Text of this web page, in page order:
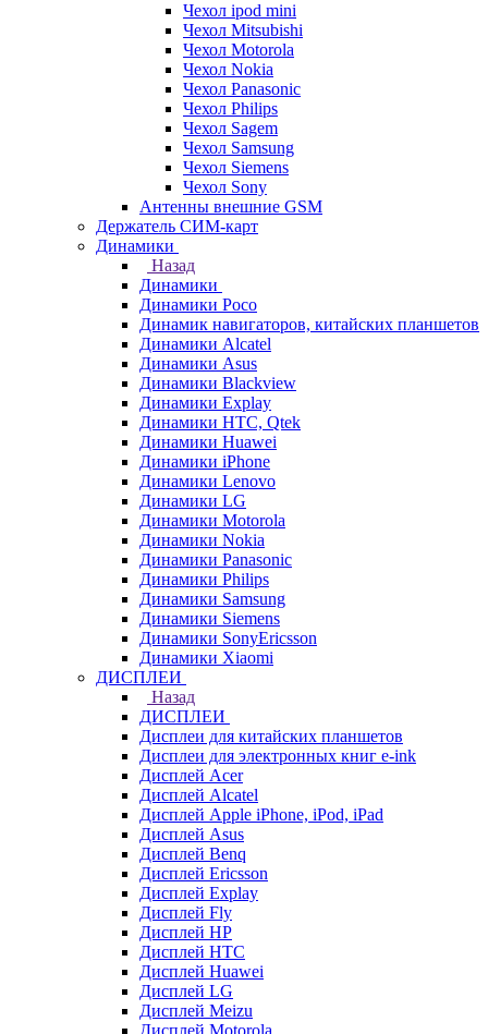
Чехол ipod mini
Чехол Mitsubishi
Чехол Motorola
Чехол Nokia
Чехол Panasonic
Чехол Philips
Чехол Sagem
Чехол Samsung
Чехол Siemens
Чехол Sony
Антенны внешние GSM
Держатель СИМ-карт
Динамики
Назад
Динамики
Динамики Poco
Динамик навигаторов, китайских планшетов
Динамики Alcatel
Динамики Asus
Динамики Blackview
Динамики Explay
Динамики HTC, Qtek
Динамики Huawei
Динамики iPhone
Динамики Lenovo
Динамики LG
Динамики Motorola
Динамики Nokia
Динамики Panasonic
Динамики Philips
Динамики Samsung
Динамики Siemens
Динамики SonyEricsson
Динамики Xiaomi
ДИСПЛЕИ
Назад
ДИСПЛЕИ
Дисплеи для китайских планшетов
Дисплеи для электронных книг e-ink
Дисплей Acer
Дисплей Alcatel
Дисплей Apple iPhone, iPod, iPad
Дисплей Asus
Дисплей Benq
Дисплей Ericsson
Дисплей Explay
Дисплей Fly
Дисплей HP
Дисплей HTC
Дисплей Huawei
Дисплей LG
Дисплей Meizu
Дисплей Motorola